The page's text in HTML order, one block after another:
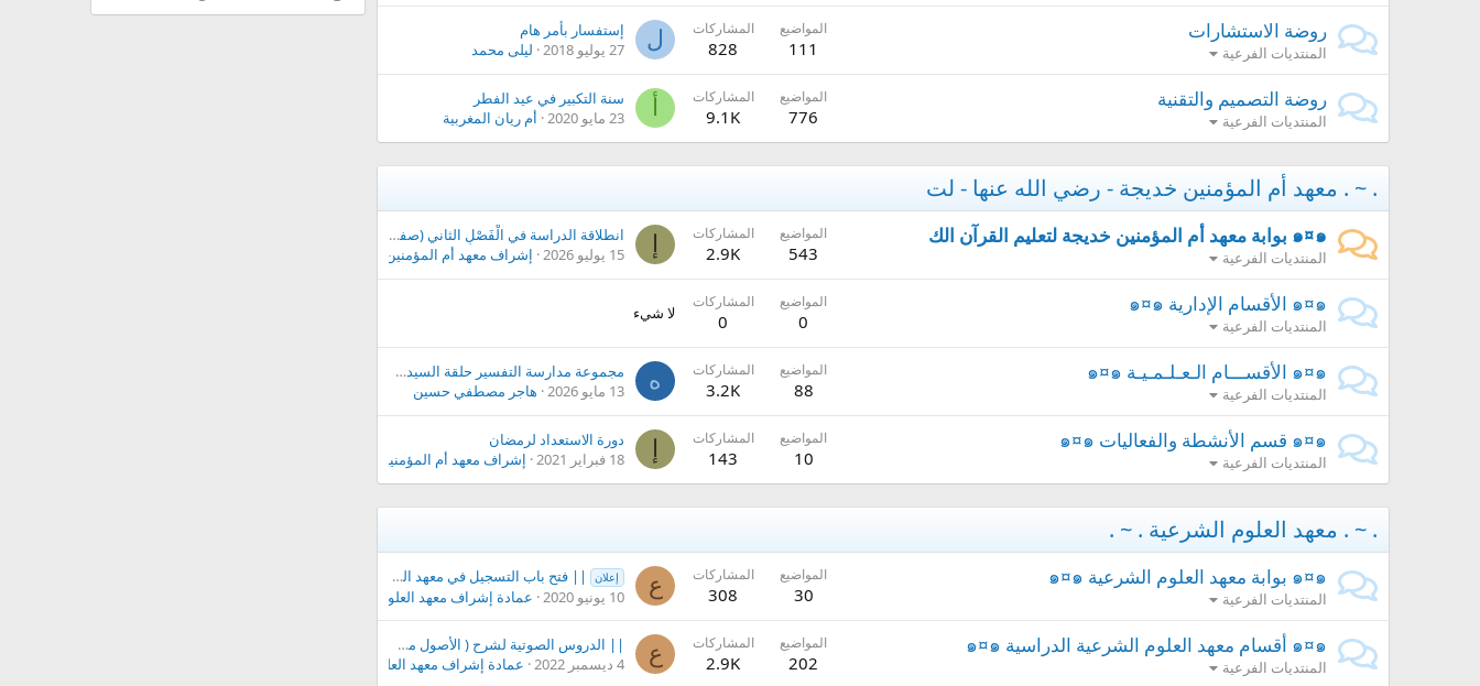
روضة الاستشارات
المنتديات الفرعية
المواضيع
111
المشاركات
828 ل
إستفسار بأمر هام
27 يوليو 2018
ليلى محمد
روضة التصميم والتقنية
المنتديات الفرعية
المواضيع
776
المشاركات
9.1K أ
سنة التكبير في عيد الفطر
23 مايو 2020
أم ريان المغربية
. ~ . معهد أم المؤمنين خديجة - رضي الله عنها - لت
๑¤๑ بوابة معهد أم المؤمنين خديجة لتعليم القرآن الك
المنتديات الفرعية
المواضيع
543
المشاركات
2.9K إ
انطلاقة الدراسة في الْفَصْلِ الثاني (صفر) للسنة الدراسية 1447- 1448هـ
15 يوليو 2026
إشراف معهد أم المؤمنين خديجة
๑¤๑ الأقسام الإدارية ๑¤๑
المنتديات الفرعية
المواضيع
0
المشاركات
0 لا شيء
๑¤๑ الأقســـام الـعـلـمـيـة ๑¤๑
المنتديات الفرعية
المواضيع
88
المشاركات
3.2K ه
مجموعة مدارسة التفسير حلقة السيدة خديجة بنت خويلد رضي الله عنها
13 مايو 2026
هاجر مصطفي حسين
๑¤๑ قسم الأنشطة والفعاليات ๑¤๑
المنتديات الفرعية
المواضيع
10
المشاركات
143 إ
دورة الاستعداد لرمضان
18 فبراير 2021
إشراف معهد أم المؤمنين خديجة
. ~ . معهد العلوم الشرعية . ~ .
๑¤๑ بوابة معهد العلوم الشرعية ๑¤๑
المنتديات الفرعية
المواضيع
30
المشاركات
308 ع إعلان
|| فتح باب التسجيل في معهد العلوم الشرعية العالمي للفصل الصيفي 1441||
10 يونيو 2020
عمادة إشراف معهد العلوم الشرعية العالمي
๑¤๑ أقسام معهد العلوم الشرعية الدراسية ๑¤๑
المنتديات الفرعية
المواضيع
202
المشاركات
2.9K ع
|| الدروس الصوتية لشرح ( الأصول من علم الأصول ) لفضيلة الشيخ عمر القثمي- حفظه الله - ||
4 ديسمبر 2022
عمادة إشراف معهد العلوم الشرعية العالمي